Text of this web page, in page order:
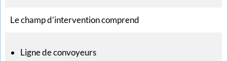
Le champ d’intervention comprend
Ligne de convoyeurs